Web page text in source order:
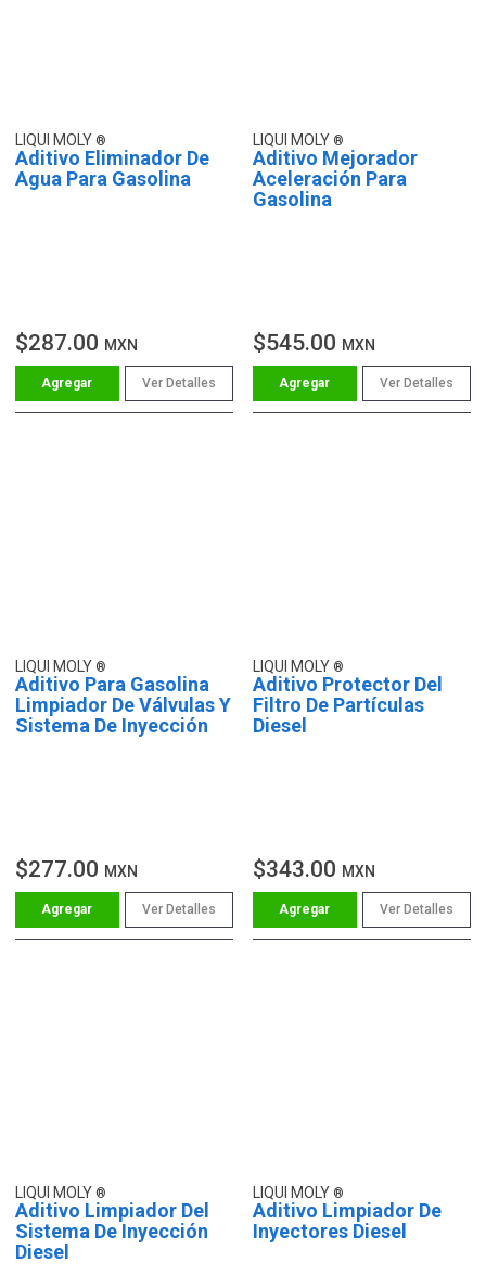
LIQUI MOLY
Aditivo Eliminador De
Agua Para Gasolina
$287.00 MXN
Ver Detalles
LIQUI MOLY
Aditivo Mejorador
Aceleración Para
Gasolina
$545.00 MXN
Ver Detalles
LIQUI MOLY
Aditivo Para Gasolina
Limpiador De Válvulas Y
Sistema De Inyección
$277.00 MXN
Ver Detalles
LIQUI MOLY
Aditivo Protector Del
Filtro De Partículas
Diesel
$343.00 MXN
Ver Detalles
LIQUI MOLY
Aditivo Limpiador Del
Sistema De Inyección
Diesel
LIQUI MOLY
Aditivo Limpiador De
Inyectores Diesel